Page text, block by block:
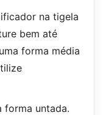
na tigela
bem até
forma média
forma untada.